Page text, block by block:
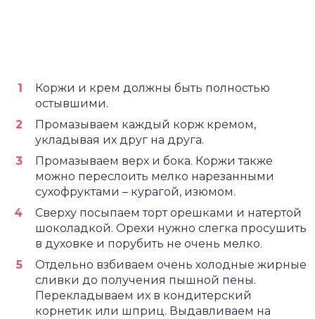
Коржи и крем должны быть полностью
остывшими.
Промазываем каждый корж кремом,
укладывая их друг на друга.
Промазываем верх и бока. Коржи также
можно переслоить мелко нарезанными
сухофруктами – курагой, изюмом.
Сверху посыпаем торт орешками и натертой
шоколадкой. Орехи нужно слегка просушить
в духовке и порубить не очень мелко.
Отдельно взбиваем очень холодные жирные
сливки до получения пышной пены.
Перекладываем их в кондитерский
корнетик или шприц. Выдавливаем на